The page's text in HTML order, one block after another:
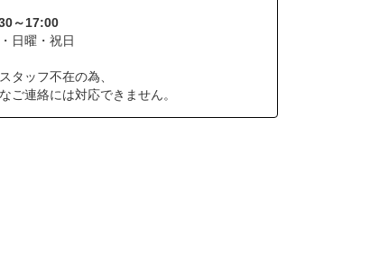
～17:00
日曜・祝日
タッフ不在の為、
ご連絡には対応できません。